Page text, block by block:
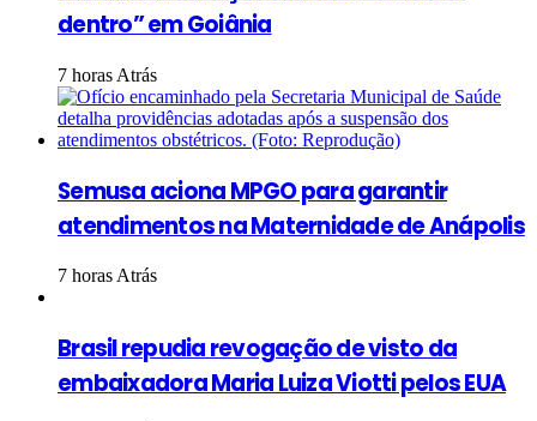
dentro” em Goiânia
7 horas Atrás
Semusa aciona MPGO para garantir
atendimentos na Maternidade de Anápolis
7 horas Atrás
Brasil repudia revogação de visto da
embaixadora Maria Luiza Viotti pelos EUA